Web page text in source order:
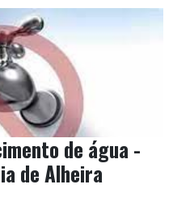
de água -
de Alheira